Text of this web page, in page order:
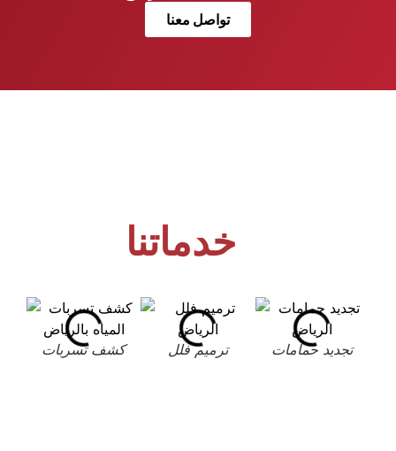
تواصل معنا
خدماتنا
كشف تسربات ترميم فلل تجديد حمامات